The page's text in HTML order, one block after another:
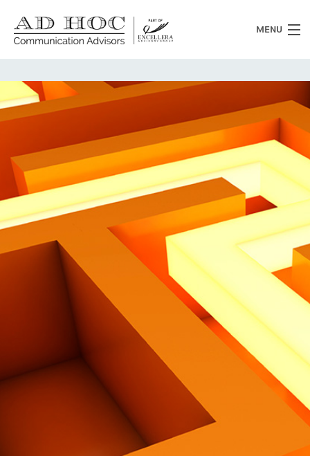
MENU
Chi siamo
Cosa facciamo
News
Clienti
Heritage
Lavora con noi
Contatti